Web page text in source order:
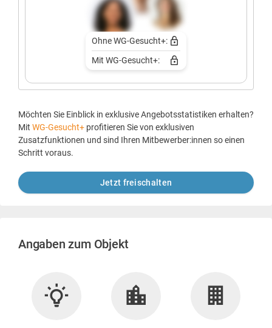
Ohne WG-Gesucht+:
Mit WG-Gesucht+:
Möchten Sie Einblick in exklusive Angebotsstatistiken erhalten?
Mit WG-Gesucht+ profitieren Sie von exklusiven
Zusatzfunktionen und sind Ihren Mitbewerber:innen so einen
Schritt voraus.
Jetzt freischalten
Angaben zum Objekt